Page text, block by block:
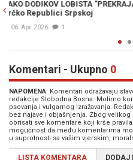
'pripojio' LAŽI I MANIPULACIJE
o oduzimanju crkvene
30. Mar. 2026
Komentari - Ukupno 0
NAPOMENA: Komentari odražavaju
redakcije Slobodna Bosna. Molimo
psovanja i vulgarnog izražavanja.
bez najave i objašnjenja. Zbog
obrisati sve komentare koji krše
mogućnost da među komentarima
u suprotnosti sa vašim vjerskim,
LISTA KOMENTARA DODAJ